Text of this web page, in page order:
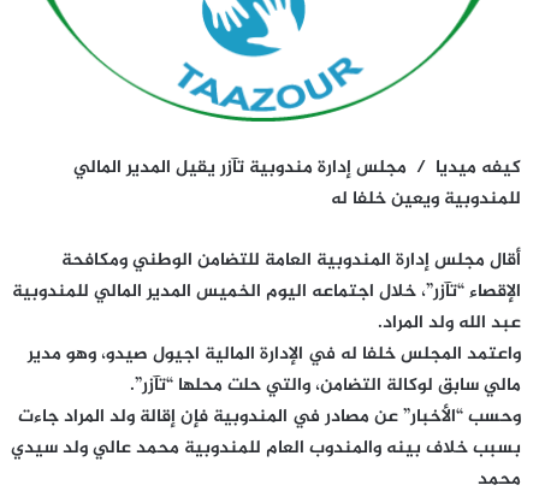
كيفه ميديا / مجلس إدارة مندوبية تآزر يقيل المدير المالي
للمندوبية ويعين خلفا له
أقال مجلس إدارة المندوبية العامة للتضامن الوطني ومكافحة
الإقصاء “تآزر”، خلال اجتماعه اليوم الخميس المدير المالي للمندوبية
عبد الله ولد المراد.
واعتمد المجلس خلفا له في الإدارة المالية اجيول صيدو، وهو مدير
مالي سابق لوكالة التضامن، والتي حلت محلها “تآزر”.
وحسب “الأخبار” عن مصادر في المندوبية فإن إقالة ولد المراد جاءت
بسبب خلاف بينه والمندوب العام للمندوبية محمد عالي ولد سيدي
محمد